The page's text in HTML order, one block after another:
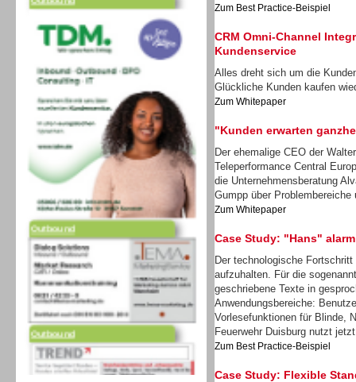
Outbound
Outbound
Zum Best Practice-Beispiel
CRM Omni-Channel
Kundenservice
Alles dreht sich um die
Glückliche Kunden kaufen
Zum Whitepaper
"Kunden erwarten
Der ehemalige CEO der
Teleperformance Central
die Unternehmensberatung
Gumpp über
Zum Whitepaper
Case Study: "Hans"
Der technologische
aufzuhalten. Für die
geschriebene Texte in
Anwendungsbereiche:
Vorlesefunktionen für Blinde,
Feuerwehr Duisburg nutzt
Zum Best Practice-Beispiel
Case Study: Flexible